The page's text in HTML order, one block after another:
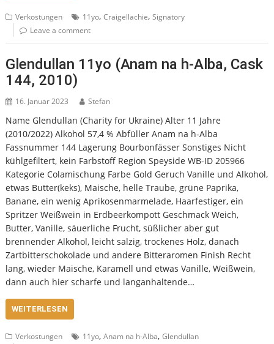
Verkostungen 11yo,Craigellachie,Signatory
Leave a comment
Glendullan 11yo (Anam na h-Alba, Cask
144, 2010)
16. Januar 2023 Stefan
Name Glendullan (Charity for Ukraine) Alter 11 Jahre
(2010/2022) Alkohol 57,4 % Abfüller Anam na h-Alba
Fassnummer 144 Lagerung Bourbonfässer Sonstiges Nicht
kühlgefiltert, kein Farbstoff Region Speyside WB-ID 205966
Kategorie Colamischung Farbe Gold Geruch Vanille und Alkohol,
etwas Butter(keks), Maische, helle Traube, grüne Paprika,
Banane, ein wenig Aprikosenmarmelade, Haarfestiger, ein
Spritzer Weißwein in Erdbeerkompott Geschmack Weich,
Butter, Vanille, säuerliche Frucht, süßlicher aber gut
brennender Alkohol, leicht salzig, trockenes Holz, danach
Zartbitterschokolade und andere Bitteraromen Finish Recht
lang, wieder Maische, Karamell und etwas Vanille, Weißwein,
dann auch hier scharfe und langanhaltende…
WEITERLESEN
Verkostungen 11yo,Anam na h-Alba,Glendullan